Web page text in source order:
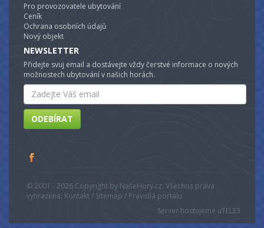
Pro provozovatele ubytování
Ceník
Ochrana osobních údajů
Nový objekt
NEWSLETTER
Přidejte svuj email a dostávejte vždy čerstvé informace o nových
možnostech ubytování v našich horách.
Email
ODEBÍRAT
© 2001 - 2026 Copyright by NašeHory.cz. Všechna práva
vyhrazena. Kontakt / Sitemap / Pravidlá portálu
Server hostujeme uTELE3